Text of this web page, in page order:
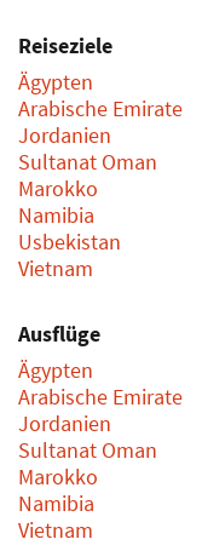
Reiseziele
Ägypten
Arabische Emirate
Jordanien
Sultanat Oman
Marokko
Namibia
Usbekistan
Vietnam
Ausflüge
Ägypten
Arabische Emirate
Jordanien
Sultanat Oman
Marokko
Namibia
Vietnam